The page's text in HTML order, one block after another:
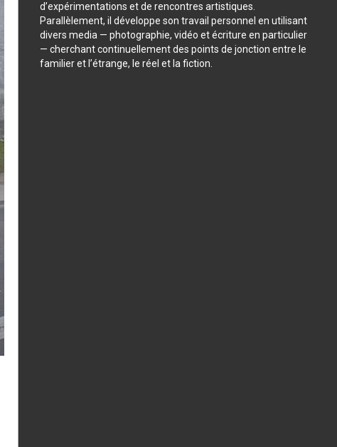
d’expérimentations et de rencontres artistiques.
Parallèlement, il développe son travail personnel en utilisant
divers media — photographie, vidéo et écriture en particulier
— cherchant continuellement des points de jonction entre le
familier et l’étrange, le réel et la fiction.